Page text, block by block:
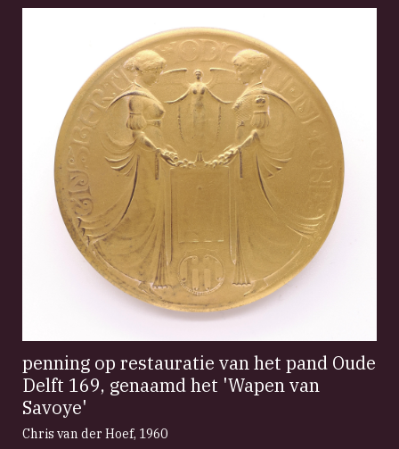
penning op restauratie van het pand Oude
Delft 169, genaamd het 'Wapen van
Savoye'
Chris van der Hoef, 1960